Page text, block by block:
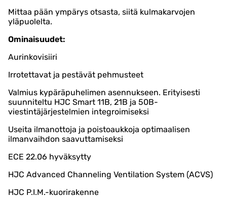
Mittaa pään ympärys otsasta, siitä kulmakarvojen
yläpuolelta.
Ominaisuudet:
Aurinkovisiiri
Irrotettavat ja pestävät pehmusteet
Valmius kypäräpuhelimen asennukseen. Erityisesti
suunniteltu HJC Smart 11B, 21B ja 50B-
viestintäjärjestelmien integroimiseksi
Useita ilmanottoja ja poistoaukkoja optimaalisen
ilmanvaihdon saavuttamiseksi
ECE 22.06 hyväksytty
HJC Advanced Channeling Ventilation System (ACVS)
HJC P.I.M.-kuorirakenne